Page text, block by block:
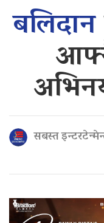
बलिदान
सबस्त